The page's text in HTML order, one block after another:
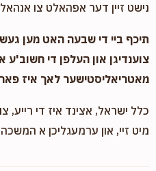
נישט זיין דער אפהאלט צו
תיכף ביי די שבעה האט מען
צוענדיגן און העלפן די חשוב'ע
מאטריאליסטישער לאך איז
כלל ישראל, אצינד איז די רייע, צו
מיט זיי, און ערמעגליכן א